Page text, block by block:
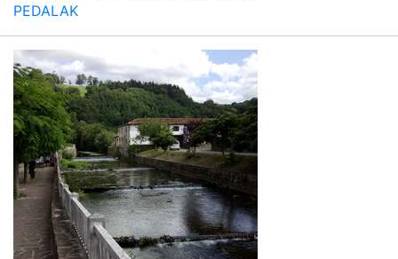
PEDALAK